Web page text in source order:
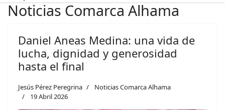
Noticias Comarca Alhama
Daniel Aneas Medina: una vida de
lucha, dignidad y generosidad
hasta el final
Jesús Pérez Peregrina
Noticias Comarca Alhama
19 Abril 2026